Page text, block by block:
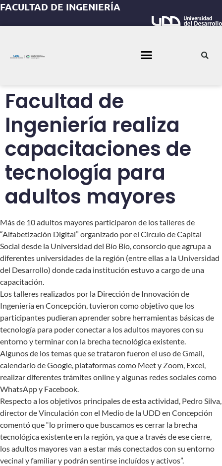
FACULTAD DE INGENIERÍA
Facultad de
Ingeniería realiza
capacitaciones de
tecnología para
adultos mayores
Más de 10 adultos mayores participaron de los talleres de
“Alfabetización Digital” organizado por el Círculo de Capital
Social desde la Universidad del Bío Bío, consorcio que agrupa a
diferentes universidades de la región (entre ellas a la Universidad
del Desarrollo) donde cada institución estuvo a cargo de una
capacitación.
Los talleres realizados por la Dirección de Innovación de
Ingeniería en Concepción, tuvieron como objetivo que los
participantes pudieran aprender sobre herramientas básicas de
tecnología para poder conectar a los adultos mayores con su
entorno y terminar con la brecha tecnológica existente.
Algunos de los temas que se trataron fueron el uso de Gmail,
calendario de Google, plataformas como Meet y Zoom, Excel,
realizar diferentes trámites online y algunas redes sociales como
WhatsApp y Facebook.
Respecto a los objetivos principales de esta actividad, Pedro Silva,
director de Vinculación con el Medio de la UDD en Concepción
comentó que “lo primero que buscamos es cerrar la brecha
tecnológica existente en la región, ya que a través de ese cierre,
los adultos mayores van a estar más conectados con su entorno
vecinal y familiar y podrán sentirse incluídos y activos”.